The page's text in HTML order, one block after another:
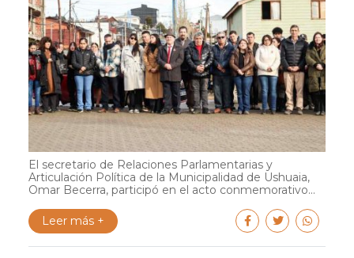
El secretario de Relaciones Parlamentarias y
Articulación Política de la Municipalidad de Ushuaia,
Omar Becerra, participó en el acto conmemorativo...
Leer más +